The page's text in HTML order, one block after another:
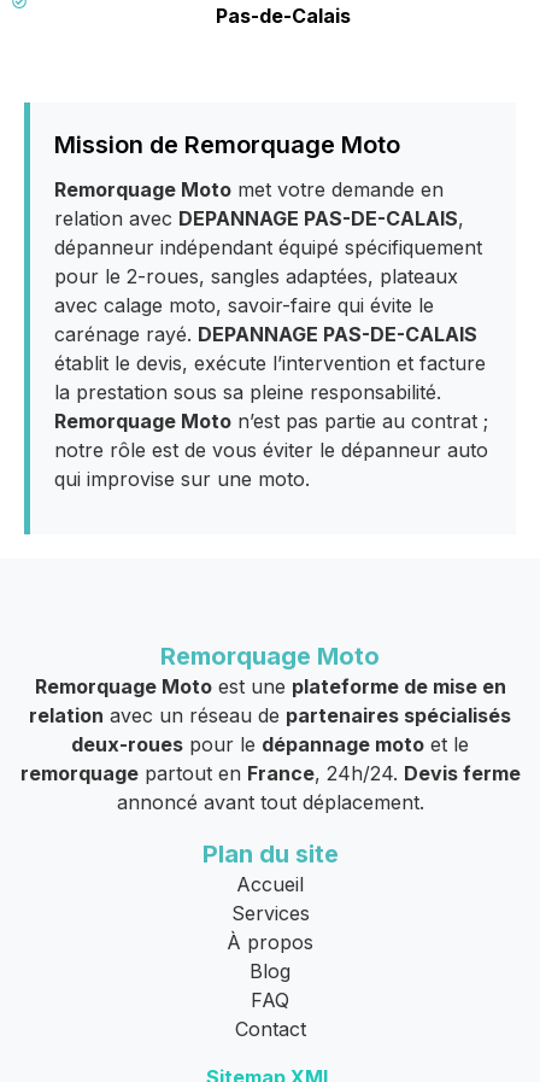
Pas-de-Calais
Mission de Remorquage Moto
Remorquage Moto met votre demande en
relation avec DEPANNAGE PAS-DE-CALAIS,
dépanneur indépendant équipé spécifiquement
pour le 2-roues, sangles adaptées, plateaux
avec calage moto, savoir-faire qui évite le
carénage rayé. DEPANNAGE PAS-DE-CALAIS
établit le devis, exécute l’intervention et facture
la prestation sous sa pleine responsabilité.
Remorquage Moto n’est pas partie au contrat ;
notre rôle est de vous éviter le dépanneur auto
qui improvise sur une moto.
Remorquage Moto
Remorquage Motoest une plateforme de mise en
relation avec un réseau de partenaires spécialisés
deux-roues pour le dépannage moto et le
remorquagepartout en France, 24h/24. Devis ferme
annoncé avant tout déplacement.
Plan du site
Accueil
Services
À propos
Blog
FAQ
Contact
Sitemap XML